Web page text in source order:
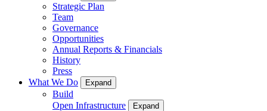
Strategic Plan
Team
Governance
Opportunities
Annual Reports & Financials
History
Press
What We Do
Expand
Build
Open Infrastructure
Expand